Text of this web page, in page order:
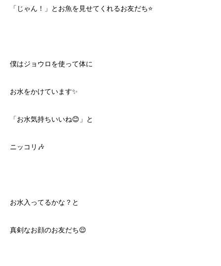
「じゃん！」とお魚を見せてくれるお友だち⭐️
僕はジョウロを使って体に
お水をかけています✨
「お水気持ちいいね😊」と
ニッコリ🎶
お水入ってるかな？と
真剣なお顔のお友だち😌